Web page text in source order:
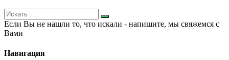
Если Вы не нашли то, что искали - напишите, мы свяжемся с
Вами
Навигация